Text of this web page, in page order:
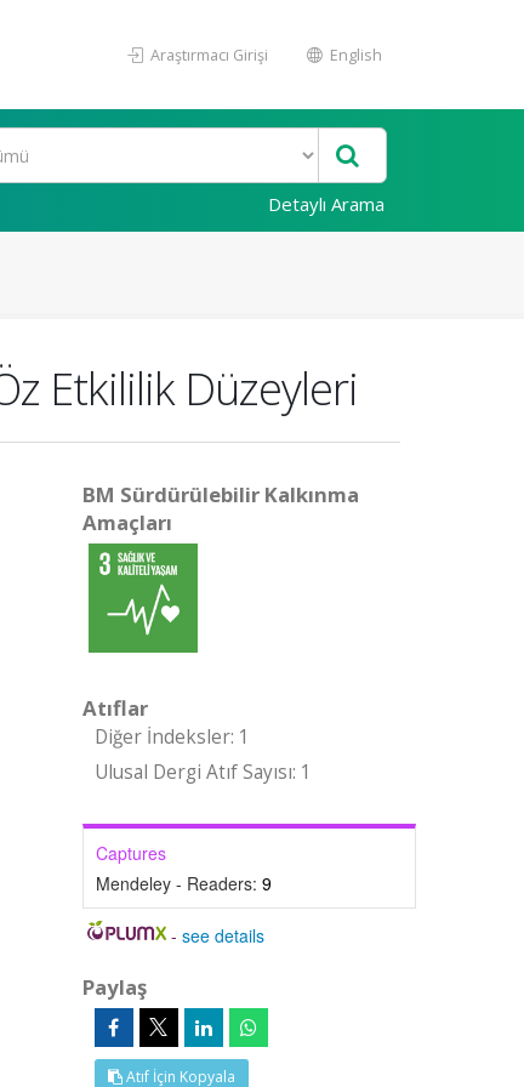
Araştırmacı Girişi English
Detaylı Arama
Etkililik Düzeyleri
BM Sürdürülebilir Kalkınma
Amaçları
Atıflar
Diğer İndeksler: 1
Ulusal Dergi Atıf Sayısı: 1
Captures
Mendeley - Readers: 9
-see details
Paylaş
Atıf İçin Kopyala